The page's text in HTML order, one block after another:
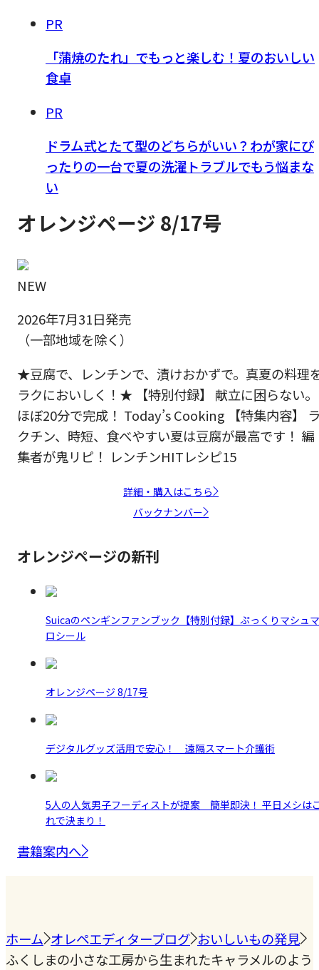
PR
「蒲焼のたれ」でもっと楽しむ！夏のおいしい
食卓
PR
ドラム式とたて型のどちらがいい？わが家にぴ
ったりの一台で夏の洗濯トラブルでもう悩まな
い
オレンジページ 8/17号
NEW
2026年7月31日発売
（一部地域を除く）
★豆腐で、レンチンで、漬けおかずで。真夏の料理
ラクにおいしく！★ 【特別付録】 献立に困らない。
ほぼ20分で完成！ Today’s Cooking 【特集内容】
クチン、時短、食べやすい夏は豆腐が最高です！ 編
集者が鬼リピ！ レンチンHITレシピ15
詳細・購入はこちら
バックナンバー
オレンジページの新刊
Suicaのペンギンファンブック【特別付録】ぷっくりマシュマ
ロシール
オレンジページ 8/17号
デジタルグッズ活用で安心！ 遠隔スマート介護術
5人の人気男子フーディストが提案 簡単即決！ 平日メシは
れで決まり！
書籍案内へ
ホーム オレペエディターブログ おいしいもの発見
ふくしまの小さな工房から生まれたキャラメルのよう